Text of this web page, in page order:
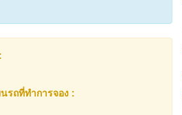
รถที่ทำการจอง :